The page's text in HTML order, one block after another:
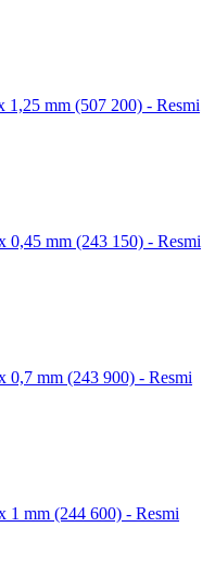
1,25 mm (507 200) - Resmi
0,45 mm (243 150) - Resmi
0,7 mm (243 900) - Resmi
1 mm (244 600) - Resmi